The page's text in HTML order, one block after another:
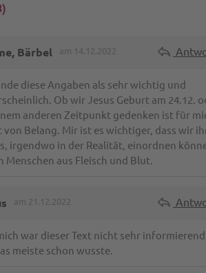
Bärbel am 14.12.2022
diese Angaben als sehr wichtig und
Ob wir Jesus Geburt am 24.12.
anderen Zeitpunkt gedenken ist für
von Belang. Mir ist es wichtiger, dass wir
irgendwo in der Realität, einordnen
Menschen aus Fleisch und Blut.
am 21.12.2022
war dieser Text nicht sehr
meiste schon wusste.